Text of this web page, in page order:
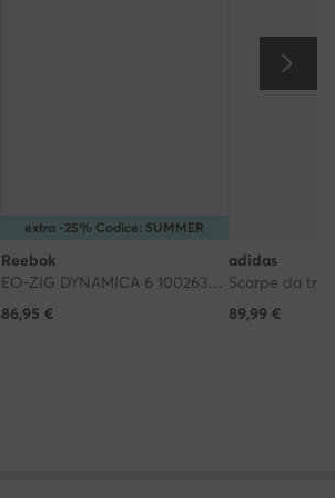
extra -25% Codice: SUMMER
Reebok
EO-ZIG DYNAMICA 6 100263921 · Scarpe da palestra
86,95 €
adidas
89,99 €